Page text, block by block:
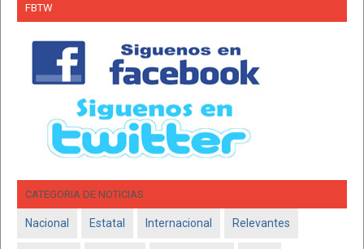
FBTW
CATEGORIA DE NOTICIAS
Nacional Estatal Internacional Relevantes